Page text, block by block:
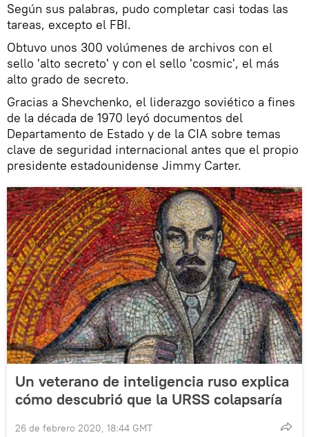
Según sus palabras, pudo completar casi todas las
tareas, excepto el FBI.
Obtuvo unos 300 volúmenes de archivos con el
sello 'alto secreto' y con el sello 'cosmic', el más
alto grado de secreto.
Gracias a Shevchenko, el liderazgo soviético a fines
de la década de 1970 leyó documentos del
Departamento de Estado y de la CIA sobre temas
clave de seguridad internacional antes que el propio
presidente estadounidense Jimmy Carter.
Un veterano de inteligencia ruso explica
cómo descubrió que la URSS colapsaría
26 de febrero 2020, 18:44 GMT